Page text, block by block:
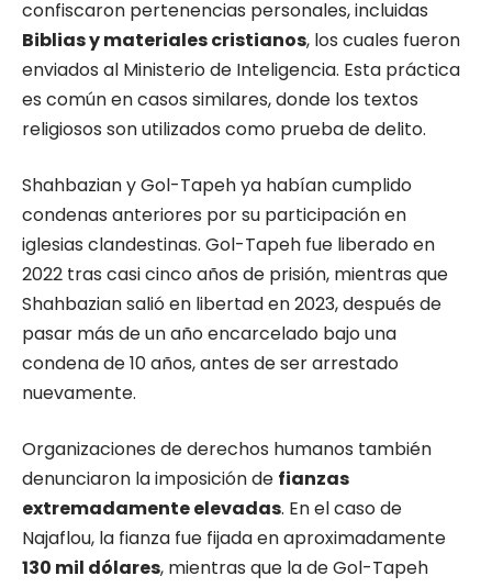
confiscaron pertenencias personales, incluidas
Biblias y materiales cristianos, los cuales fueron
enviados al Ministerio de Inteligencia. Esta práctica
es común en casos similares, donde los textos
religiosos son utilizados como prueba de delito.
Shahbazian y Gol-Tapeh ya habían cumplido
condenas anteriores por su participación en
iglesias clandestinas. Gol-Tapeh fue liberado en
2022 tras casi cinco años de prisión, mientras que
Shahbazian salió en libertad en 2023, después de
pasar más de un año encarcelado bajo una
condena de 10 años, antes de ser arrestado
nuevamente.
Organizaciones de derechos humanos también
denunciaron la imposición de fianzas
extremadamente elevadas. En el caso de
Najaflou, la fianza fue fijada en aproximadamente
130 mil dólares, mientras que la de Gol-Tapeh